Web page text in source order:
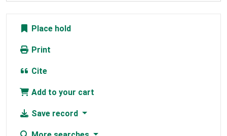
Place hold
Print
Cite
Add to your cart
Save record